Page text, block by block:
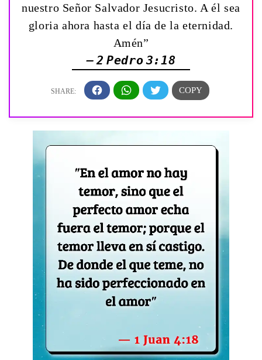
nuestro Señor Salvador Jesucristo. A él sea
gloria ahora hasta el día de la eternidad.
Amén”
— 2 Pedro 3:18